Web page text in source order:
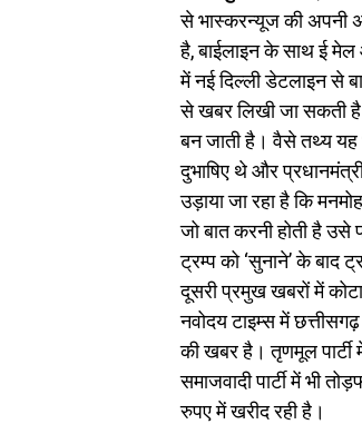
से भास्करन्यूज की
है, बाईलाइन के साथ ई
में नई दिल्ली डेटलाइन से
से खबर लिखी जा सकती
बन जाती है। वैसे तथ्य यह
दुभाषिए थे और
उड़ाया जा रहा है कि
जो बात करनी होती है
ट्रम्प को ‘सुनाने’ के
दूसरी प्रमुख खबरों में
नवोदय टाइम्स में
की खबर है। तृणमूल
समाजवादी पार्टी में भी
रुपए में खरीद रही है।